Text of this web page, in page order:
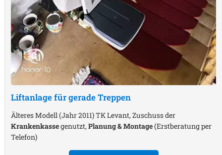
Liftanlage für gerade Treppen
Älteres Modell (Jahr 2011) TK Levant, Zuschuss der
Krankenkassegenutzt,Planung & Montage(Erstberatung per
Telefon)